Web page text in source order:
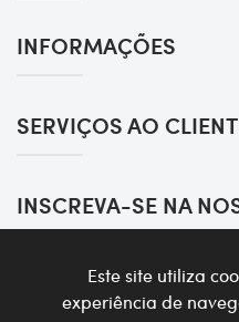
INFORMAÇÕES
SERVIÇOS AO
INSCREVA-SE NA
Este site utiliza
experiência de